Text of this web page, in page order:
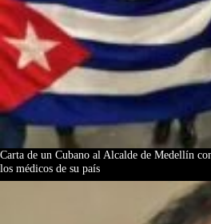
Carta de un Cubano al Alcalde de Medellín
los médicos de su país